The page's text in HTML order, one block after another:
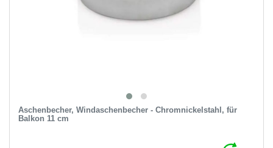
Aschenbecher, Windaschenbecher - Chromnickelstahl, für
Balkon 11 cm